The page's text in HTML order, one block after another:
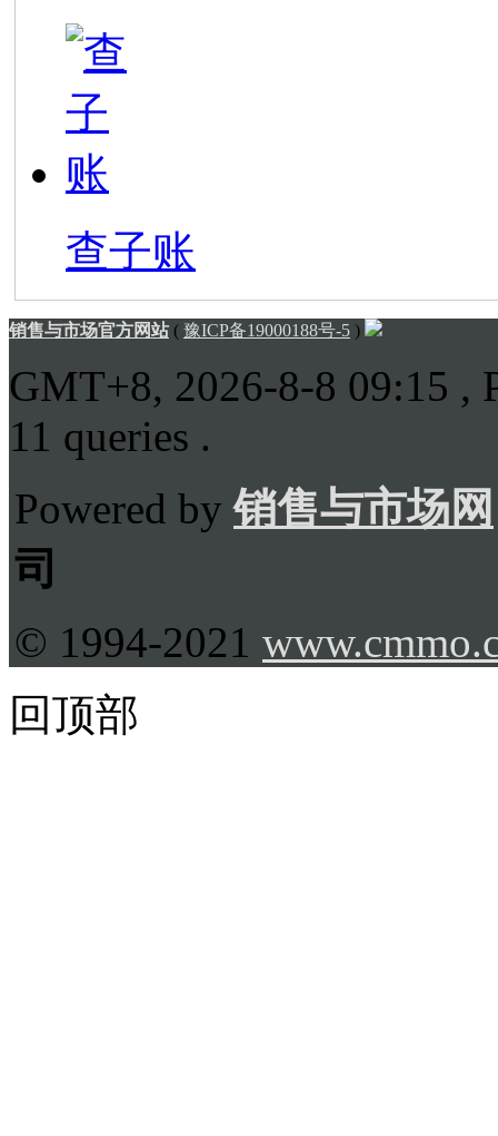
查子账
销售与市场官方网站( 豫ICP备19000188号-5 )
GMT+8, 2026-8-8 09:15 ,
11 queries .
Powered by销售与市场网
司
© 1994-2021
回顶部